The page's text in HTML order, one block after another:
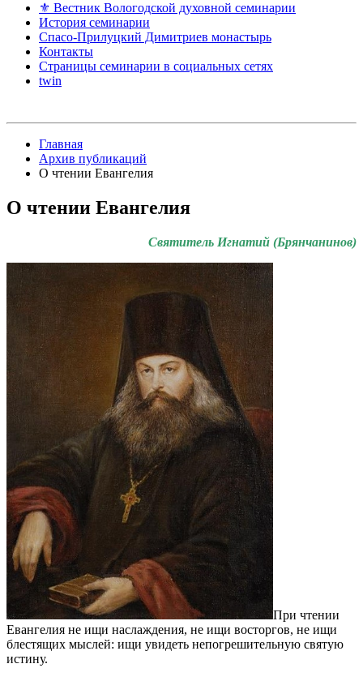
⚜ Вестник Вологодской духовной семинарии
История семинарии
Спасо-Прилуцкий Димитриев монастырь
Контакты
Страницы семинарии в социальных сетях
twin
Главная
Архив публикаций
О чтении Евангелия
О чтении Евангелия
Святитель Игнатий (Брянчанинов)
При чтении
Евангелия не ищи наслаждения, не ищи восторгов, не ищи
блестящих мыслей: ищи увидеть непогрешительную святую
истину.